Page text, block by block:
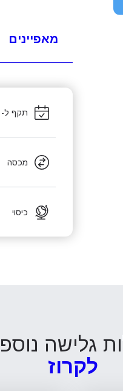
מאפיינים
תקף ל-
מכסה
כיסוי
גלישה
לקרוז